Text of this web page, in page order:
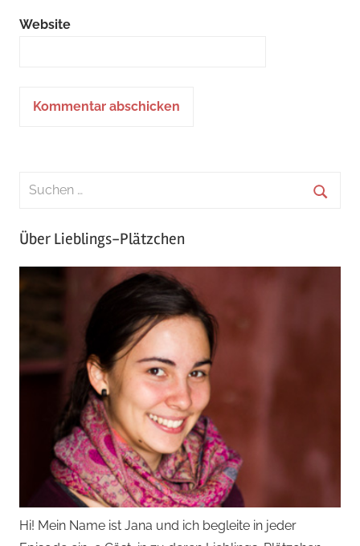
Website
Über Lieblings-Plätzchen
Hi! Mein Name ist Jana und ich begleite in jeder